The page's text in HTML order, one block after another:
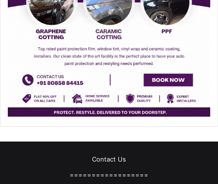
Contact Us
==================